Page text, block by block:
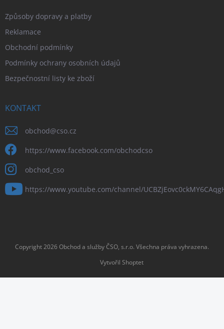
Způsoby dopravy a platby
Reklamace
Obchodní podmínky
Podmínky ochrany osobních údajů
Bezpečnostní listy ke zboží
KONTAKT
obchod@cso.cz
https://www.facebook.com/obchodcso
obchod_cso
https://www.youtube.com/channel/
Vytvořil Shoptet
Copyright 2026Obchod a služby ČSO, s.r.o. Všechna práva vyhrazena.